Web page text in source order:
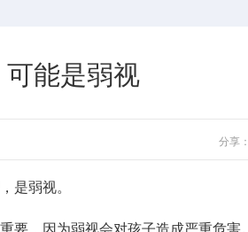
能是弱视
分享：
是弱视。
，因为弱视会对孩子造成严重危害。